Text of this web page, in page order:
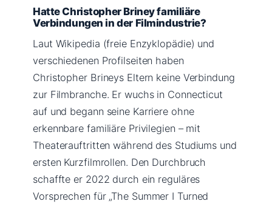
Hatte Christopher Briney familiäre
Verbindungen in der Filmindustrie?
Laut Wikipedia (freie Enzyklopädie) und
verschiedenen Profilseiten haben
Christopher Brineys Eltern keine Verbindung
zur Filmbranche. Er wuchs in Connecticut
auf und begann seine Karriere ohne
erkennbare familiäre Privilegien – mit
Theaterauftritten während des Studiums und
ersten Kurzfilmrollen. Den Durchbruch
schaffte er 2022 durch ein reguläres
Vorsprechen für „The Summer I Turned